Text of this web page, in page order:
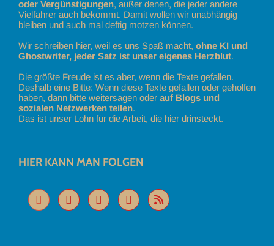
oder Vergünstigungen, außer denen, die jeder andere
Vielfahrer auch bekommt. Damit wollen wir unabhängig
bleiben und auch mal deftig motzen können.
Wir schreiben hier, weil es uns Spaß macht, ohne KI und
Ghostwriter, jeder Satz ist unser eigenes Herzblut.
Die größte Freude ist es aber, wenn die Texte gefallen.
Deshalb eine Bitte: Wenn diese Texte gefallen oder geholfen
haben, dann bitte weitersagen oder auf Blogs und
sozialen Netzwerken teilen.
Das ist unser Lohn für die Arbeit, die hier drinsteckt.
HIER KANN MAN FOLGEN